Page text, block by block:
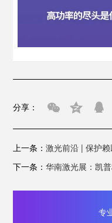
分享：
上一条：激光前沿 | 保护赖
下一条：华南激光展：凯
专